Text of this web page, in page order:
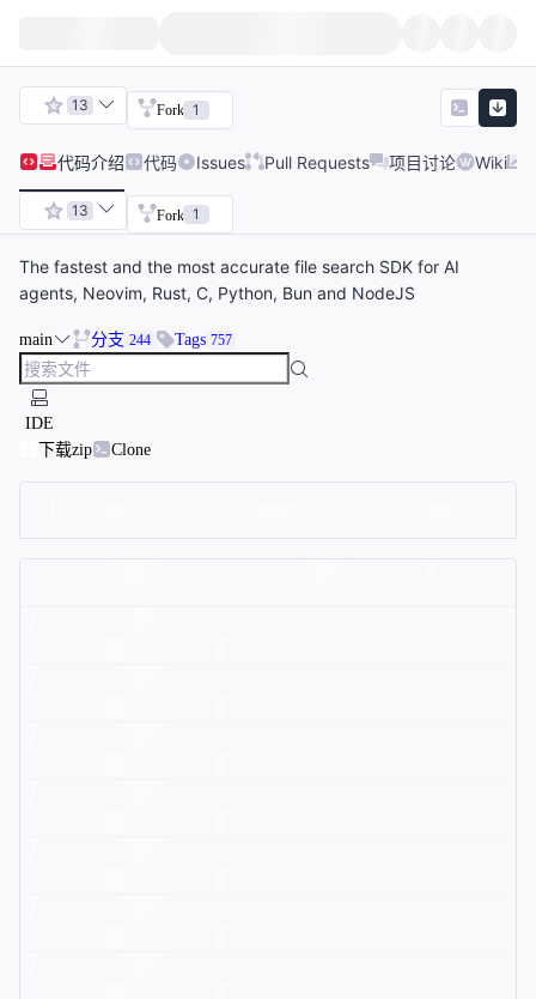
13 Fork 1
代码介绍 代码 Issues Pull Requests 项目讨论 Wiki
13 Fork 1
The fastest and the most accurate file search SDK for AI
agents, Neovim, Rust, C, Python, Bun and NodeJS
main 分支 244 Tags 757
IDE
下载zip
Clone